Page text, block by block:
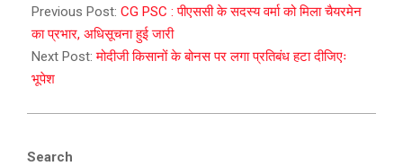
10-
04
Previous Post: CG PSC : पीएससी के सदस्य वर्मा को मिला चैयरमेन
का प्रभार, अधिसूचना हुई जारी
Next Post:मोदीजी किसानों के बोनस पर लगा प्रतिबंध हटा दीजिएः
भूपेश
Search